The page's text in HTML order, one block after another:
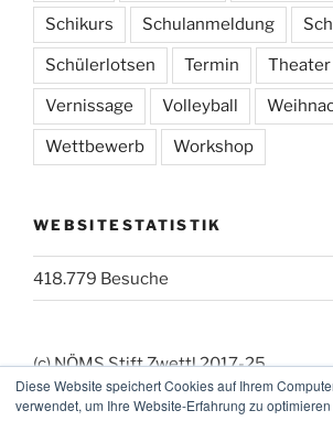
Diese Website speichert Cookies auf Ihrem
verwendet, um Ihre Website-Erfahrung zu
Schikurs Schulanmeldung
Schülerlotsen Termin Theater
Vernissage Volleyball
Wettbewerb Workshop
WEBSITESTATISTIK
418.779 Besuche
(c) NÖMS Stift Zwettl 2017-25
(_:_) Webmaster: KK